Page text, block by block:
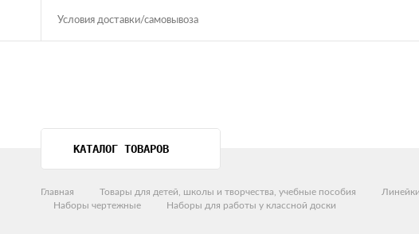
Условия доставки/самовывоза
КАТАЛОГ ТОВАРОВ
Главная Товары для детей, школы и творчества, учебные пособия
Наборы чертежные
Наборы для работы у классной доски